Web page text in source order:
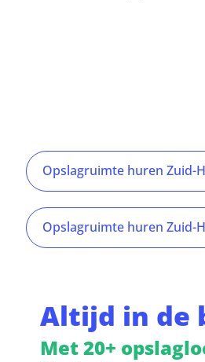
Opslagruimte huren Zuid-
Opslagruimte huren Zuid-
Altijd in de
Met 20+